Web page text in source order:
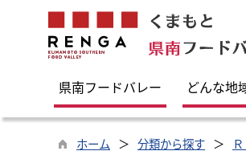
県南フードバレー どんな地
ホーム 分類から探す